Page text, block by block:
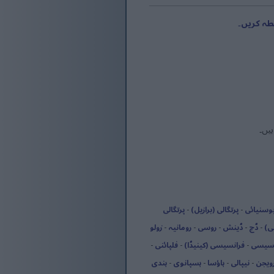
کریں۔
-پرتگالی (برازیل)-پرتگالی
-ڈچ-ڈینش-روسی-رومانیہ-زولو
-فرانسیسی (کینیڈا)-فلپائنی-
-نیپالی-ہاؤسا-ہسپانوی-ہندی